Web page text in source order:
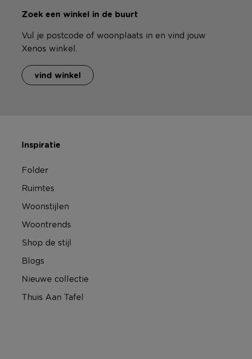
Zoek een winkel in de buurt
Vul je postcode of woonplaats in en vind jouw
Xenos winkel.
vind winkel
Inspiratie
Folder
Ruimtes
Woonstijlen
Woontrends
Shop de stijl
Blogs
Nieuwe collectie
Thuis Aan Tafel